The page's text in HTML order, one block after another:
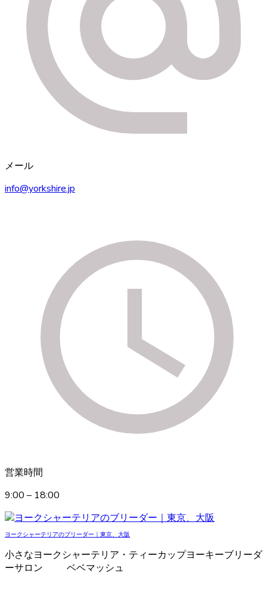
メール
info@yorkshire.jp
営業時間
9:00 – 18:00
ヨークシャーテリアのブリーダー｜東京、大阪
小さなヨークシャーテリア・ティーカップヨーキーブリーダ
ーサロン ベベマッシュ